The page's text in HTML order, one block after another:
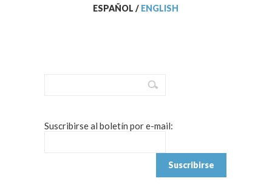
ESPAÑOL / ENGLISH
Suscribirse al boletín por e-mail: